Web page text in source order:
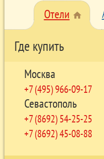
Отели home
Где купить
Москва
+7 (495) 966-09-17
Севастополь
+7 (8692) 54-25-25
+7 (8692) 45-08-88